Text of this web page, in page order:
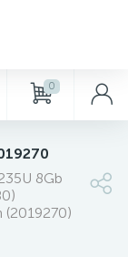
0
8Gb
(2019270)